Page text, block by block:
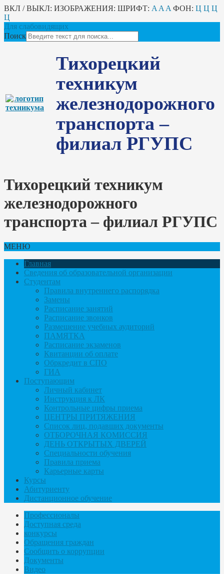
ВКЛ / ВЫКЛ: ИЗОБРАЖЕНИЯ: ШРИФТ: A A A ФОН: Ц Ц Ц
Ц
Для слабовидящих
Поиск
Тихорецкий
техникум
железнодорожного
транспорта –
филиал РГУПС
Тихорецкий техникум
железнодорожного
транспорта – филиал РГУПС
МЕНЮ
Главная
Сведения об образовательной организации
Студентам
Правила внутреннего распорядка
Замены
Расписание занятий
Расписание звонков
Размещение учебных аудиторий
ПАМЯТКА
Расписание экзаменов
Квитанции об оплате
Обркредит в СПО
ГИА
Поступающим
Личный кабинет
Инструкция к ЛК
Контрольные цифры приема
ЦЕНТРЫ ПРИТЯЖЕНИЯ
Список лиц, подавших документы
ОТБОРОЧНАЯ КОМИССИЯ
ДЕНЬ ОТКРЫТЫХ ДВЕРЕЙ
Специальности обучения
Правила приема
Карьерные карты
Курсы
Абитуриенту
Дистанционное обучение
Профессионалы
Доступная среда
конкурсы
Обращения граждан
Сообщить о коррупции
Документы
Видео